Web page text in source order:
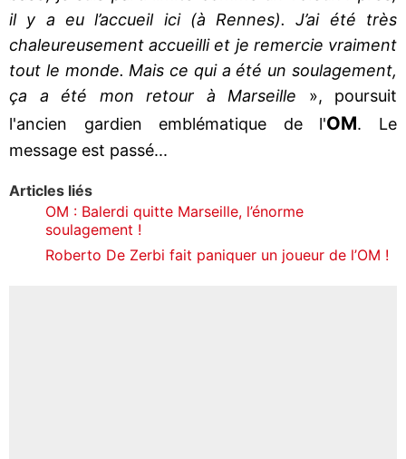
il y a eu l’accueil ici (à Rennes). J’ai été très
chaleureusement accueilli et je remercie vraiment
tout le monde. Mais ce qui a été un soulagement,
ça a été mon retour à Marseille », poursuit
l'ancien gardien emblématique de l'OM. Le
message est passé...
Articles liés
OM : Balerdi quitte Marseille, l’énorme
soulagement !
Roberto De Zerbi fait paniquer un joueur de l’OM !